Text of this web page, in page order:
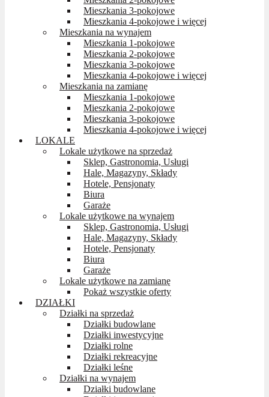
Mieszkania 3-pokojowe
Mieszkania 4-pokojowe i więcej
Mieszkania na wynajem
Mieszkania 1-pokojowe
Mieszkania 2-pokojowe
Mieszkania 3-pokojowe
Mieszkania 4-pokojowe i więcej
Mieszkania na zamianę
Mieszkania 1-pokojowe
Mieszkania 2-pokojowe
Mieszkania 3-pokojowe
Mieszkania 4-pokojowe i więcej
LOKALE
Lokale użytkowe na sprzedaż
Sklep, Gastronomia, Usługi
Hale, Magazyny, Składy
Hotele, Pensjonaty
Biura
Garaże
Lokale użytkowe na wynajem
Sklep, Gastronomia, Usługi
Hale, Magazyny, Składy
Hotele, Pensjonaty
Biura
Garaże
Lokale użytkowe na zamianę
Pokaż wszystkie oferty
DZIAŁKI
Działki na sprzedaż
Działki budowlane
Działki inwestycyjne
Działki rolne
Działki rekreacyjne
Działki leśne
Działki na wynajem
Działki budowlane